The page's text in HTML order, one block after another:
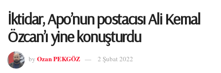
İktidar, Apo’nun postacısı Ali Kemal
Özcan’ı yine konuşturdu
by Ozan PEKGÖZ 2 Şubat 2022